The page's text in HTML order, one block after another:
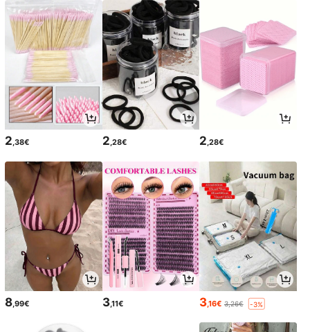
2,38€ 2,28€ 2,28€
8 ,99€ 3,11€ 3,16€ 3,26€ -3%